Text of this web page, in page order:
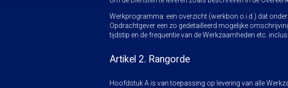
Werkprogramma: een overzicht (werkbon o.i.d.) dat
Opdrachtgever een zo gedetailleerd mogelijke
tijdstip en de frequentie van de Werkzaamheden etc.
Artikel 2. Rangorde
Hoofdstuk A is van toepassing op levering van alle